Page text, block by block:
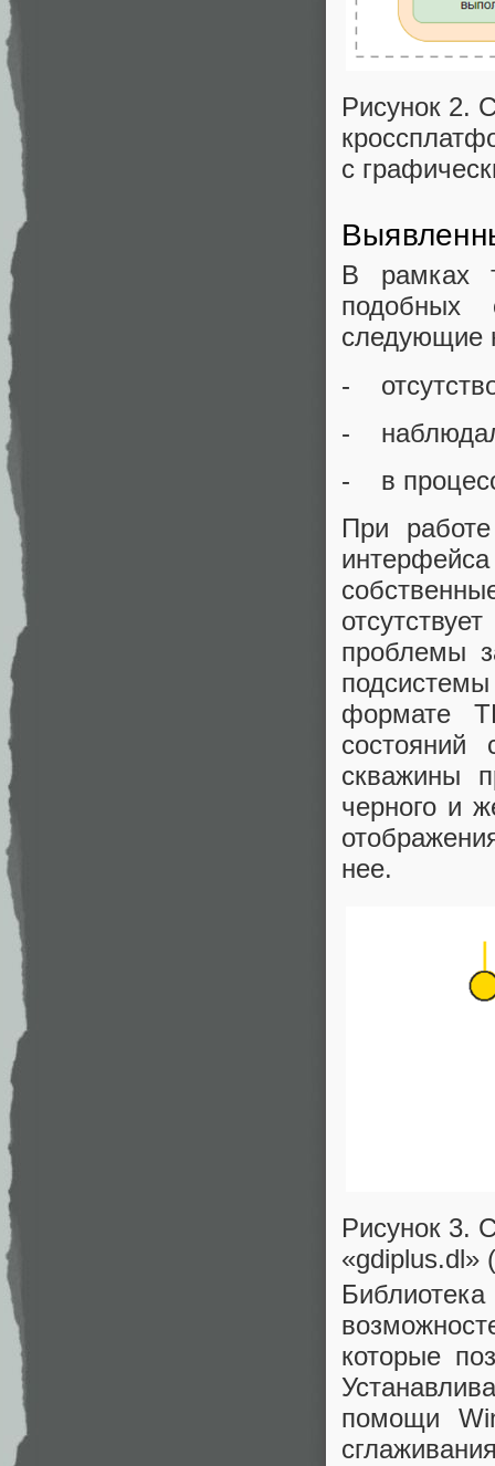
Рисунок 2.
с
В рамках
подобных
следующие
-
-
- в
При работе
проблемы
формате
состояний
скважины
черного и
нее.
Рисунок 3.
«gdiplus.dl»
которые
помощи